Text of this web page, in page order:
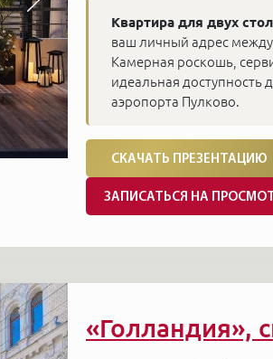
Квартира для двух
ваш личный адрес
Камерная роскошь,
идеальная доступность
аэропорта Пулково.
СКАЧАТЬ ПРЕЗЕНТАЦИЮ
ЗАПИСАТЬСЯ НА
«Голландия»,